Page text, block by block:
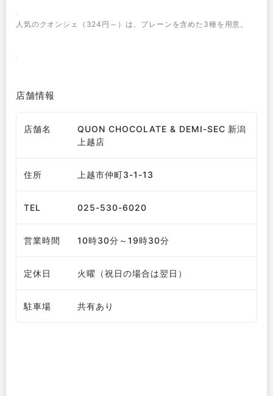
人気のクオンシェ（324円～）は、プレーンを含めた3種を用意。
店舗情報
店舗名
QUON CHOCOLATE & DEMI-SEC 新潟
上越店
住所 上越市仲町3-1-13
TEL 025-530-6020
営業時間 10時30分～19時30分
定休日 火曜（祝日の場合は翌日）
駐車場 共有あり